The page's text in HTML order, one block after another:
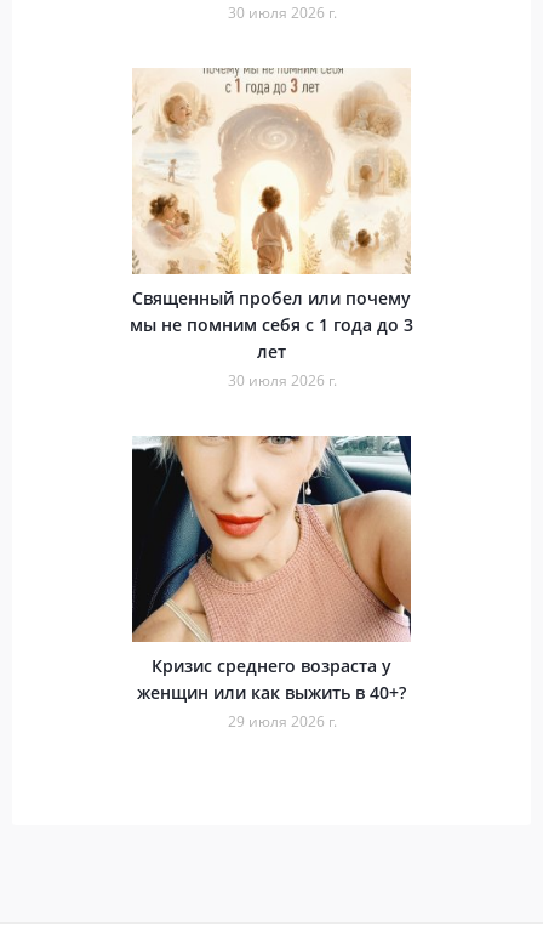
30 июля 2026 г.
Священный пробел или почему
мы не помним себя с 1 года до 3
лет
30 июля 2026 г.
Кризис среднего возраста у
женщин или как выжить в 40+?
29 июля 2026 г.